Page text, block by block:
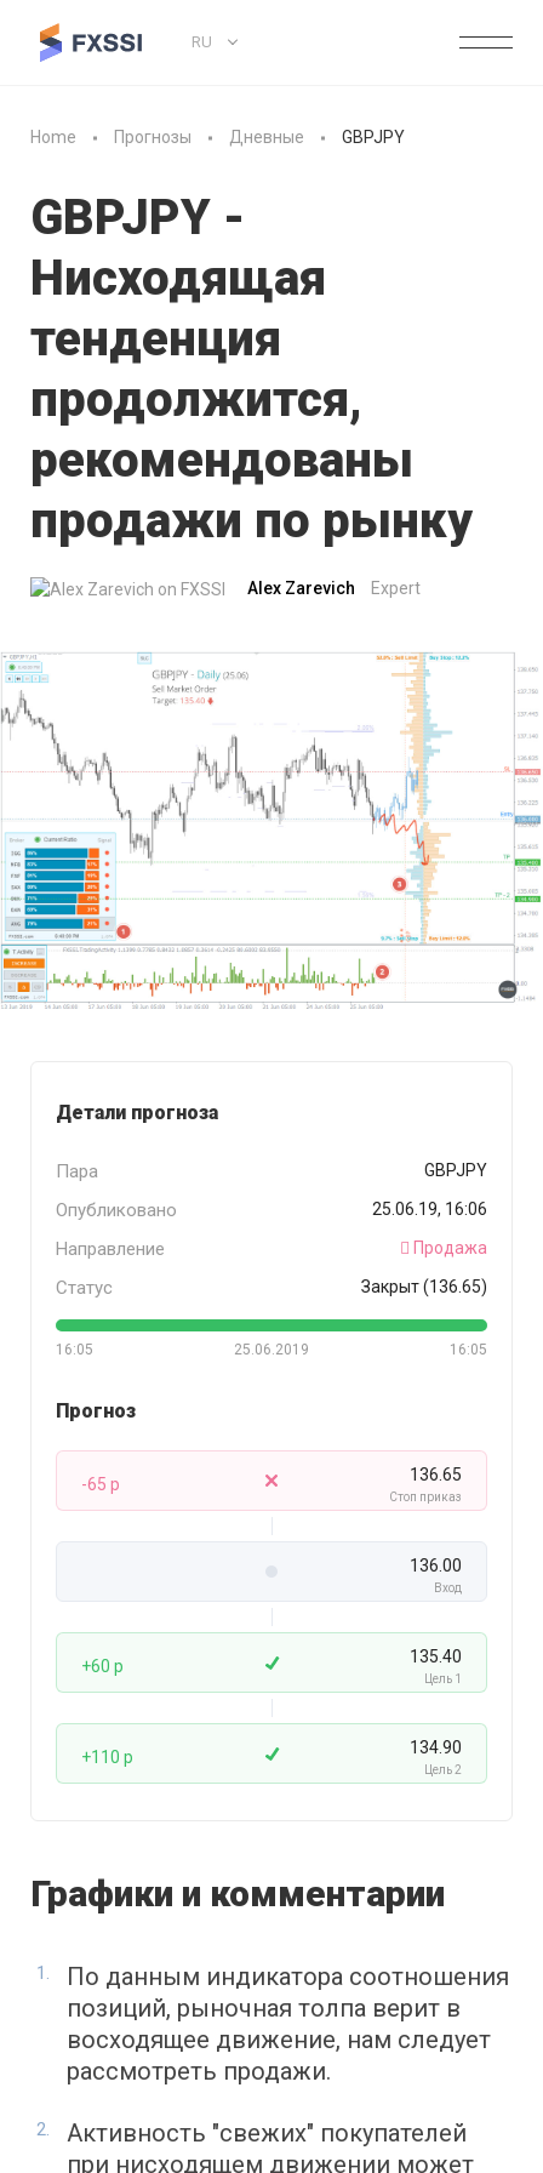
RU
Home Прогнозы Дневные GBPJPY
GBPJPY -
Нисходящая
тенденция
продолжится,
рекомендованы
продажи по рынку
Alex Zarevich Expert
Детали прогноза
Пара GBPJPY
Опубликовано 25.06.19, 16:06
Направление Продажа
Статус Закрыт (136.65)
16:05 16:05
25.06.2019
Прогноз
-65 p 136.65
Стоп приказ
136.00
Вход
+60 p 135.40
Цель 1
+110 p 134.90
Цель 2
Графики и комментарии
По данным индикатора соотношения
позиций, рыночная толпа верит в
восходящее движение, нам следует
рассмотреть продажи.
Активность "свежих" покупателей
при нисходящем движении может